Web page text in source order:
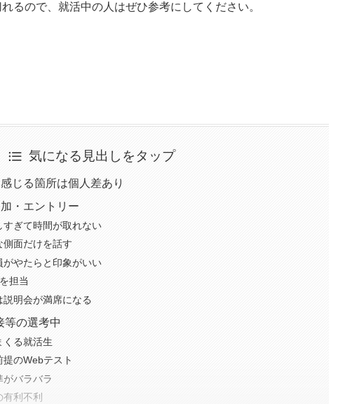
るので、就活中の人はぜひ参考にしてください。
気になる見出しをタップ
じる箇所は個人差あり
・エントリー
ぎて時間が取れない
面だけを話す
やたらと印象がいい
担当
明会が満席になる
等の選考中
くる就活生
のWebテスト
バラバラ
有利不利